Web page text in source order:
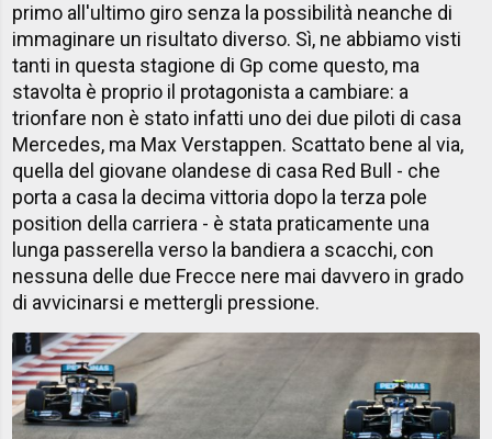
primo all'ultimo giro senza la possibilità neanche di
immaginare un risultato diverso. Sì, ne abbiamo visti
tanti in questa stagione di Gp come questo, ma
stavolta è proprio il protagonista a cambiare: a
trionfare non è stato infatti uno dei due piloti di casa
Mercedes, ma Max Verstappen. Scattato bene al via,
quella del giovane olandese di casa Red Bull - che
porta a casa la decima vittoria dopo la terza pole
position della carriera - è stata praticamente una
lunga passerella verso la bandiera a scacchi, con
nessuna delle due Frecce nere mai davvero in grado
di avvicinarsi e mettergli pressione.